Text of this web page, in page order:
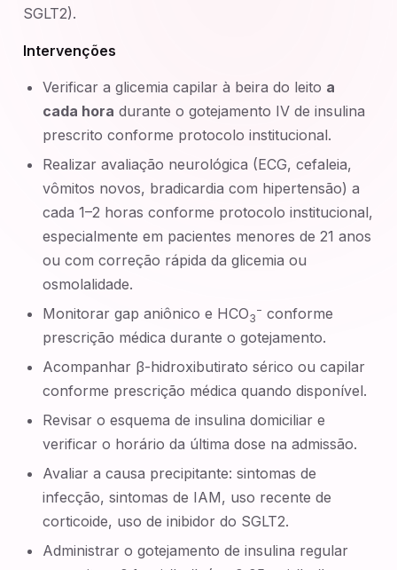
SGLT2).
Intervenções
Verificar a glicemia capilar à beira do leito a
cada hora durante o gotejamento IV de insulina
prescrito conforme protocolo institucional.
Realizar avaliação neurológica (ECG, cefaleia,
vômitos novos, bradicardia com hipertensão) a
cada 1–2 horas conforme protocolo institucional,
especialmente em pacientes menores de 21 anos
ou com correção rápida da glicemia ou
osmolalidade.
Monitorar gap aniônico e HCO3
− conforme
prescrição médica durante o gotejamento.
Acompanhar β-hidroxibutirato sérico ou capilar
conforme prescrição médica quando disponível.
Revisar o esquema de insulina domiciliar e
verificar o horário da última dose na admissão.
Avaliar a causa precipitante: sintomas de
infecção, sintomas de IAM, uso recente de
corticoide, uso de inibidor do SGLT2.
Administrar o gotejamento de insulina regular